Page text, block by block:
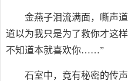
金燕子泪流满面，嘶声
道以为我只是为了救你才这
不知道本就喜欢你……”
石室中，竟有秘密的传声